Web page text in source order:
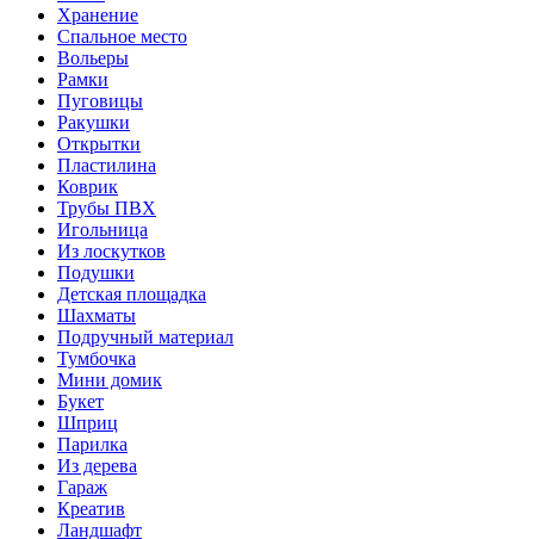
Хранение
Спальное место
Вольеры
Рамки
Пуговицы
Ракушки
Открытки
Пластилина
Коврик
Трубы ПВХ
Игольница
Из лоскутков
Подушки
Детская площадка
Шахматы
Подручный материал
Тумбочка
Мини домик
Букет
Шприц
Парилка
Из дерева
Гараж
Креатив
Ландшафт